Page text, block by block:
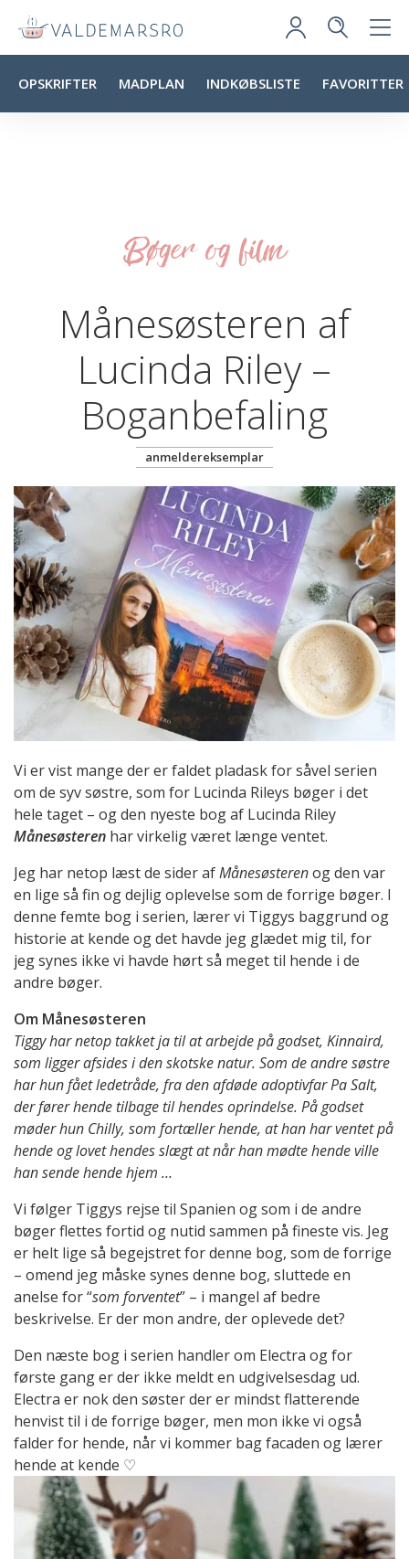
OPSKRIFTER MADPLAN INDKØBSLISTE FAVORITTER
Bøger og film
Månesøsteren af
Lucinda Riley –
Boganbefaling
anmeldereksemplar
Vi er vist mange der er faldet pladask for såvel serien
om de syv søstre, som for Lucinda Rileys bøger i det
hele taget – og den nyeste bog af Lucinda Riley
Månesøsteren har virkelig været længe ventet.
Jeg har netop læst de sider afMånesøsterenog den var
en lige så fin og dejlig oplevelse som de forrige bøger. I
denne femte bog i serien, lærer vi Tiggys baggrund og
historie at kende og det havde jeg glædet mig til, for
jeg synes ikke vi havde hørt så meget til hende i de
andre bøger.
Om Månesøsteren
Tiggy har netop takket ja til at arbejde på godset, Kinnaird,
som ligger afsides i den skotske natur. Som de andre søstre
har hun fået ledetråde, fra den afdøde adoptivfar Pa Salt,
der fører hende tilbage til hendes oprindelse. På godset
møder hun Chilly, som fortæller hende, at han har ventet på
hende og lovet hendes slægt at når han mødte hende ville
han sende hende hjem …
Vi følger Tiggys rejse til Spanien og som i de andre
bøger flettes fortid og nutid sammen på fineste vis. Jeg
er helt lige så begejstret for denne bog, som de forrige
– omend jeg måske synes denne bog, sluttede en
anelse for “som forventet” – i mangel af bedre
beskrivelse. Er der mon andre, der oplevede det?
Den næste bog i serien handler om Electra og for
første gang er der ikke meldt en udgivelsesdag ud.
Electra er nok den søster der er mindst flatterende
henvist til i de forrige bøger, men mon ikke vi også
falder for hende, når vi kommer bag facaden og lærer
hende at kende ♡